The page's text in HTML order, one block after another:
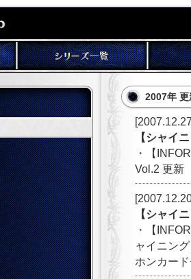
2007年 更
【シャイ
・【
Vol.2 更新
【シャイ
・【
ャイニン
ホンカー